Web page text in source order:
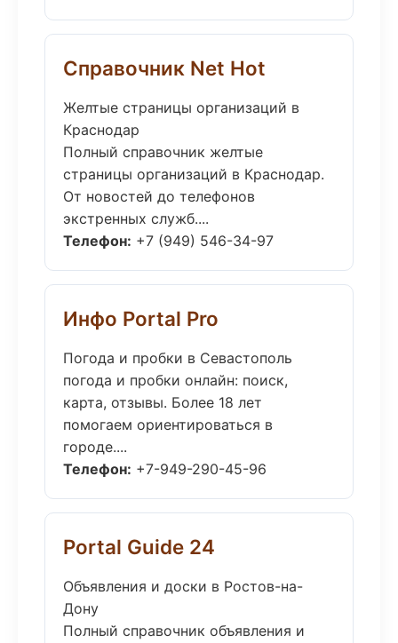
Справочник Net Hot
Желтые страницы организаций в
Краснодар
Полный справочник желтые
страницы организаций в Краснодар.
От новостей до телефонов
экстренных служб....
Телефон: +7 (949) 546-34-97
Инфо Portal Pro
Погода и пробки в Севастополь
погода и пробки онлайн: поиск,
карта, отзывы. Более 18 лет
помогаем ориентироваться в
городе....
Телефон: +7-949-290-45-96
Portal Guide 24
Объявления и доски в Ростов-на-
Дону
Полный справочник объявления и